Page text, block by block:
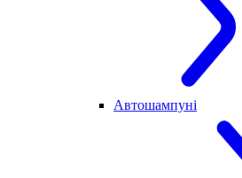
Автошампуні